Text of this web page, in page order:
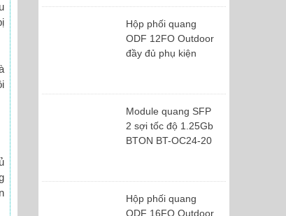
Hộp phối quang
ODF 12FO Outdoor
đầy đủ phụ kiện
Module quang SFP
2 sợi tốc độ 1.25Gb
BTON BT-OC24-20
Hộp phối quang
ODF 16FO Outdoor